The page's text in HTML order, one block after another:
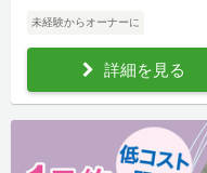
未経験からオーナーに
詳細を見る